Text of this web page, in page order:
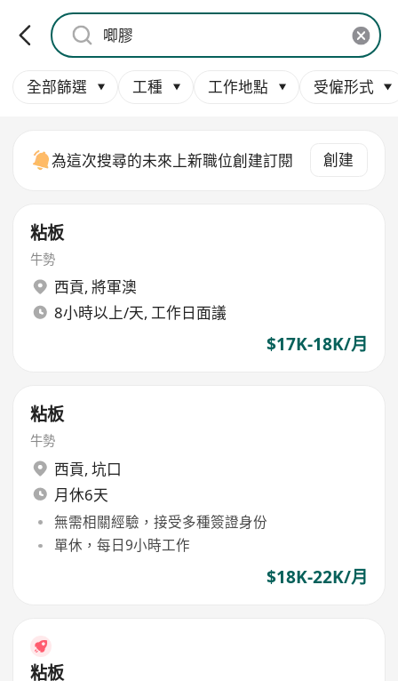
全部篩選 工種 工作地點 受僱形式
為這次搜尋的未來上新職位創建訂閱 創建
粘板
牛勢
西貢, 將軍澳
8小時以上/天, 工作日面議
$17K-18K/月
粘板
牛勢
西貢, 坑口
月休6天
無需相關經驗，接受多種簽證身份
單休，每日9小時工作
$18K-22K/月
粘板